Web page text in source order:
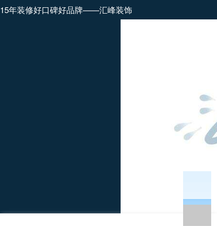
15年装修好口碑好品牌——汇峰装饰